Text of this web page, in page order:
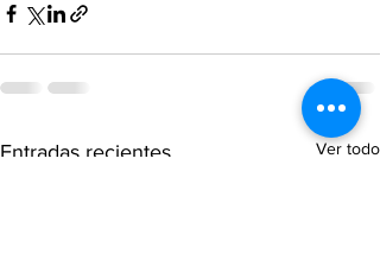
Entradas recientes Ver todo